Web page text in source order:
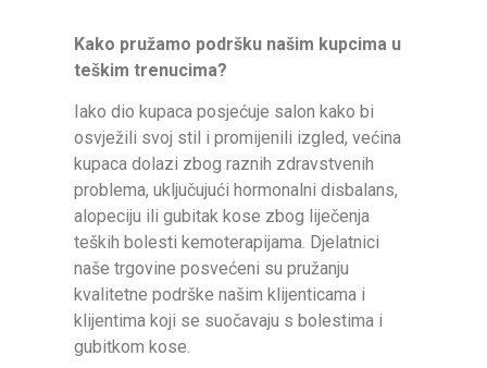
Kako pružamo podršku našim kupcima u
teškim trenucima?
Iako dio kupaca posjećuje salon kako bi
osvježili svoj stil i promijenili izgled, većina
kupaca dolazi zbog raznih zdravstvenih
problema, uključujući hormonalni disbalans,
alopeciju ili gubitak kose zbog liječenja
teških bolesti kemoterapijama. Djelatnici
naše trgovine posvećeni su pružanju
kvalitetne podrške našim klijenticama i
klijentima koji se suočavaju s bolestima i
gubitkom kose.